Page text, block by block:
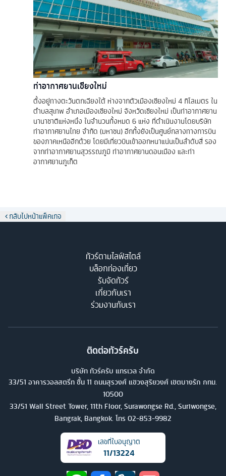
ท่าอากาศยานเชียงใหม่
ตั้งอยู่ทางตะวันตกเฉียงใต้ ห่างจากตัวเมืองเชียงใหม่ 4 กิโลเมตร ใน
ตำบลสุเทพ อำเภอเมืองเชียงใหม่ จังหวัดเชียงใหม่ เป็นท่าอากาศยาน
นานาชาติแห่งหนึ่ง ในจำนวนทั้งหมด 6 แห่ง ที่ดำเนินงานโดยบริษัท
ท่าอากาศยานไทย จำกัด (มหาชน) อีกทั้งยังเป็นศูนย์กลางทางการบิน
ของภาคเหนืออีกด้วย โดยมีเที่ยวบินเข้าออกหนาแน่นเป็นลำดับสี่ รอง
จากท่าอากาศยานสุวรรณภูมิ ท่าอากาศยานดอนเมือง และท่า
อากาศยานภูเก็ต
กลับไปหน้าแพ็คเกจ
ทัวร์ตามไลฟ์สไตล์
บล็อกท่องเที่ยว
รับจัดทัวร์
เกี่ยวกับเรา
ร่วมงานกับเรา
ติดต่อทัวร์ครับ
บริษัท ทัวร์ครับ แทรเวล จำกัด
33/51 อาคารวอลสตรีท ชั้น 11 ถนนสุรวงศ์ แขวงสุริยวงศ์ เขตบางรัก กทม.
10500
33/51 Wall Street Tower, 11th Floor, Surawongse Rd., Suriwongse,
Bangrak, Bangkok. โทร 02-853-9982
เลขที่ใบอนุญาต
11/13224